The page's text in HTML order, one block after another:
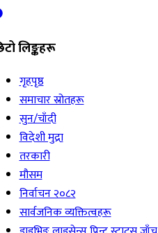
लिङ्कहरू
गृहपृष्ठ
समाचार स्रोतहरू
सुन/चाँदी
विदेशी मुद्रा
तरकारी
मौसम
निर्वाचन २०८२
सार्वजनिक व्यक्तित्वहरू